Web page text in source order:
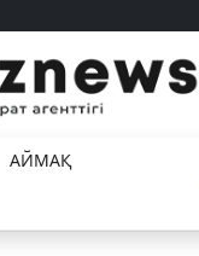
АЙМАҚ